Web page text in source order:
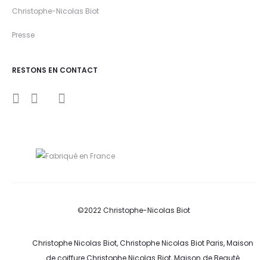
Christophe-Nicolas Biot
Presse
RESTONS EN CONTACT
u
b
o
©2022 Christophe-Nicolas Biot
Christophe Nicolas Biot, Christophe Nicolas Biot Paris, Maison